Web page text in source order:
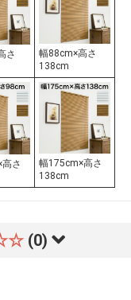
さ
幅88cm×高さ
138cm
さ
幅175cm×高さ
138cm
(0)